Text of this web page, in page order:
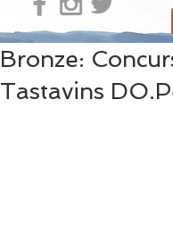
Bronze:
Tastavins